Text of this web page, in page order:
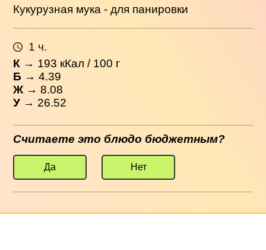
Кукурузная мука - для панировки
1 ч.
К → 193 кКал / 100 г
Б → 4.39
Ж → 8.08
У → 26.52
Считаете это блюдо бюджетным?
Да Нет